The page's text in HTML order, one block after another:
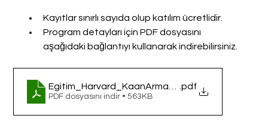
Kayıtlar sınırlı sayıda olup katılım ücretlidir.
Program detayları için PDF dosyasını
aşağıdaki bağlantıyı kullanarak indirebilirsiniz.
Egitim_Harvard_KaanArmagan_Alacati_2024
.pdf
PDF dosyasını indir • 563KB